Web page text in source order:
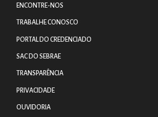
ENCONTRE-NOS
TRABALHE CONOSCO
PORTAL DO CREDENCIADO
SAC DO SEBRAE
TRANSPARÊNCIA
PRIVACIDADE
OUVIDORIA